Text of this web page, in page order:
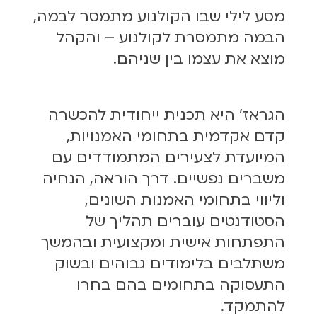
מסע לילי שבו הקולנוע מתמסר לבמה,
הבמה מתמסרת לקולנוע – והקהל
מוצא את עצמו בין שניהם.
הגראז' היא תכנית ייחודית להכשרה
קדם אקדמית בתחומי האמנויות,
המיועדת לצעירים המתמודדים עם
משברים נפשיים. דרך הוראה, הנחיה
וליווי בתחומי האמנות השונים,
הסטודנטים עוברים תהליך של
התפתחות אישית ומקצועית ובהמשך
משתלבים בלימודים גבוהים ובשוק
התעסוקה בתחומים בהם בחרו
להתמקד. ​